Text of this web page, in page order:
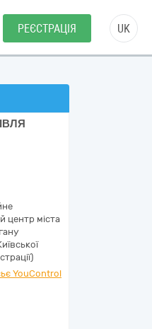
РЕЄСТРАЦІЯ UK
центр міста
YouControl